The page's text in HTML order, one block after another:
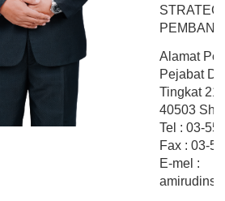
Alamat
Pejabat
Tingkat
40503
Tel : 03-
Fax : 03-
E-mel :